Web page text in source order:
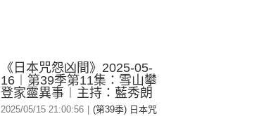
《日本咒怨凶間》2025-05-
16︱第39季第11集：雪山攀
登家靈異事︱主持：藍秀朗
2025/05/15 21:00:56
(第39季) 日本咒